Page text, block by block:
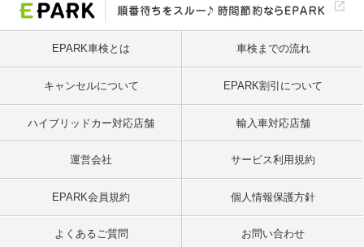
EPARK車検とは 車検までの流れ
キャンセルについて EPARK割引について
ハイブリッドカー対応店舗 輸入車対応店舗
運営会社 サービス利用規約
EPARK会員規約 個人情報保護方針
よくあるご質問 お問い合わせ